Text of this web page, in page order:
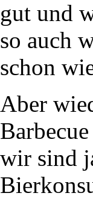
gut und
so auch
schon
Aber
wir sind